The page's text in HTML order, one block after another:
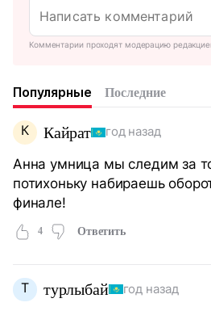
Комментарии проходят модерацию
Популярные Последние
К Кайрат год назад
Анна умница мы следим за
потихоньку набираешь
финале!
4 Ответить
Т турлыбай год назад